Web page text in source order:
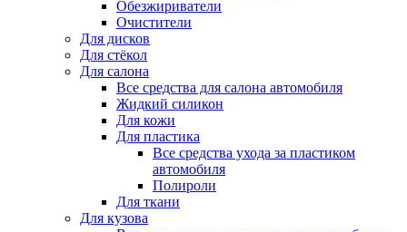
Обезжириватели
Очистители
Для дисков
Для стёкол
Для салона
Все средства для салона автомобиля
Жидкий силикон
Для кожи
Для пластика
Все средства ухода за пластиком
автомобиля
Полироли
Для ткани
Для кузова